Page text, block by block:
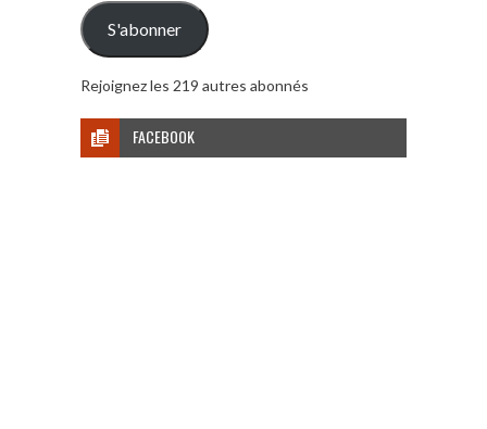
mail
S'abonner
Rejoignez les 219 autres abonnés
FACEBOOK